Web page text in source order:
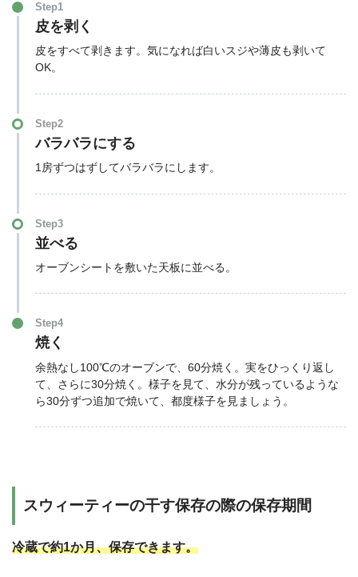
Step1
皮を剥く
皮をすべて剥きます。気になれば白いスジや薄皮も剥いて
OK。
Step2
バラバラにする
1房ずつはずしてバラバラにします。
Step3
並べる
オーブンシートを敷いた天板に並べる。
Step4
焼く
余熱なし100℃のオーブンで、60分焼く。実をひっくり返し
て、さらに30分焼く。様子を見て、水分が残っているような
ら30分ずつ追加で焼いて、都度様子を見ましょう。
スウィーティーの干す保存の際の保存期間
冷蔵で約1か月、保存できます。